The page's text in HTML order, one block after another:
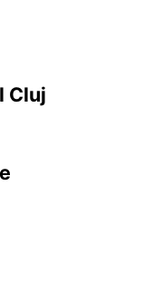
Cluj